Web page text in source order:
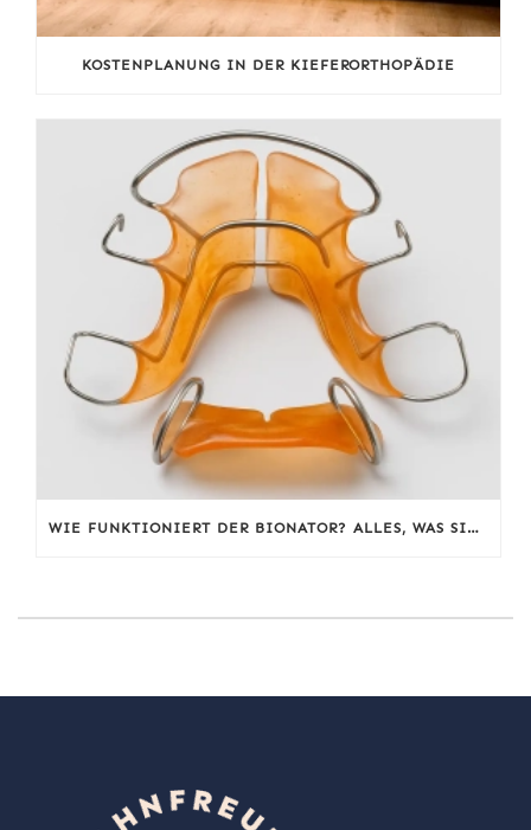
KOSTENPLANUNG IN DER KIEFERORTHOPÄDIE
WIE FUNKTIONIERT DER BIONATOR? ALLES, WAS SIE WISSEN MÜSSEN!